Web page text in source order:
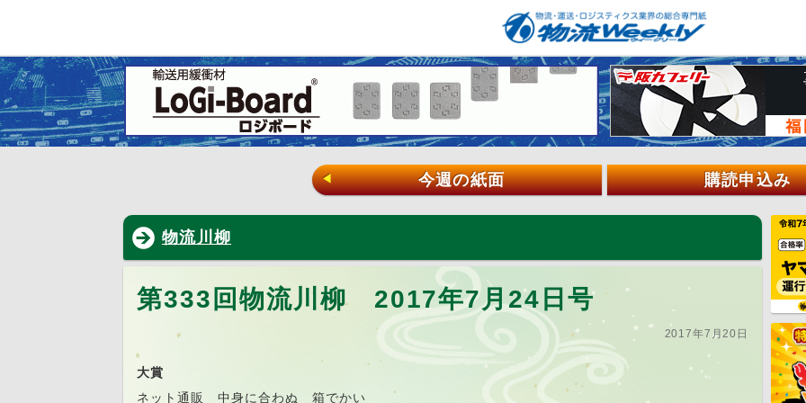
◀ 今週の紙面 購読申込み
物流川柳
第333回物流川柳 2017年7月24日号
2017年7月20日
大賞
ネット通販 中身に合わぬ 箱でかい